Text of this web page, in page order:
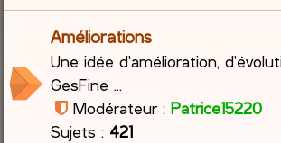
Améliorations
Une idée d'amélioration,
GesFine ...
Modérateur : Patrice15220
Sujets : 421